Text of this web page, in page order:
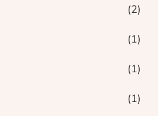
(2)
(1)
(1)
(1)